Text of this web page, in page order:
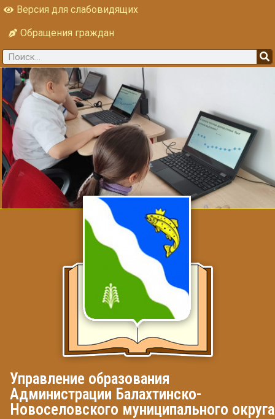
Версия для слабовидящих
Обращения граждан
Управление образования
Администрации Балахтинско-
Новоселовского муниципального округа